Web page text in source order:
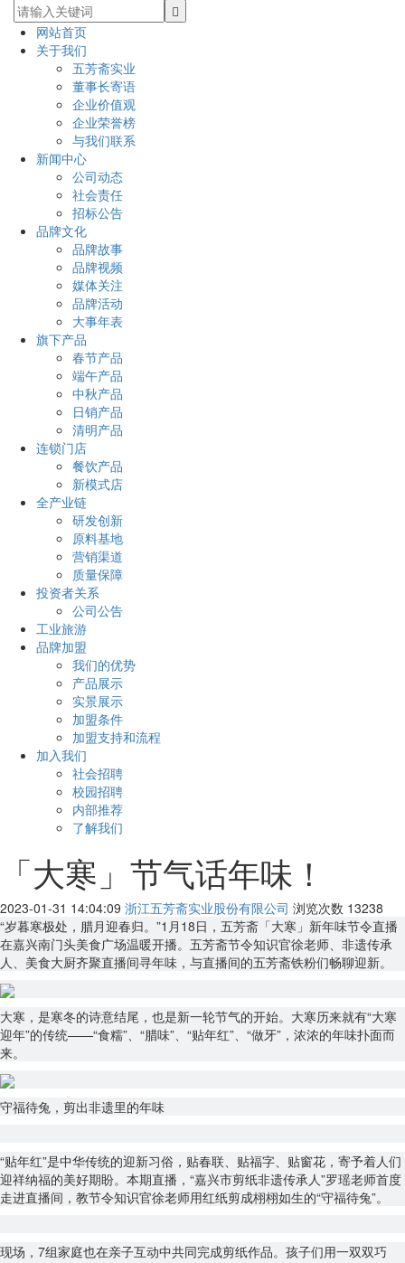
网站首页
关于我们
五芳斋实业
董事长寄语
企业价值观
企业荣誉榜
与我们联系
新闻中心
公司动态
社会责任
招标公告
品牌文化
品牌故事
品牌视频
媒体关注
品牌活动
大事年表
旗下产品
春节产品
端午产品
中秋产品
日销产品
清明产品
连锁门店
餐饮产品
新模式店
全产业链
研发创新
原料基地
营销渠道
质量保障
投资者关系
公司公告
工业旅游
品牌加盟
我们的优势
产品展示
实景展示
加盟条件
加盟支持和流程
加入我们
社会招聘
校园招聘
内部推荐
了解我们
「大寒」节气话年味！
2023-01-31 14:04:09 浙江五芳斋实业股份有限公司 浏览次数 13238
“岁暮寒极处，腊月迎春归。”1月18日，五芳斋「大寒」新年味节令直播
在嘉兴南门头美食广场温暖开播。五芳斋节令知识官徐老师、非遗传承
人、美食大厨齐聚直播间寻年味，与直播间的五芳斋铁粉们畅聊迎新。
大寒，是寒冬的诗意结尾，也是新一轮节气的开始。大寒历来就有“大寒
迎年”的传统——“食糯”、“腊味”、“贴年红”、“做牙”，浓浓的年味扑面而
来。
守福待兔，剪出非遗里的年味
“贴年红”是中华传统的迎新习俗，贴春联、贴福字、贴窗花，寄予着人们
迎祥纳福的美好期盼。本期直播，“嘉兴市剪纸非遗传承人”罗瑶老师首度
走进直播间，教节令知识官徐老师用红纸剪成栩栩如生的“守福待兔”。
现场，7组家庭也在亲子互动中共同完成剪纸作品。孩子们用一双双巧